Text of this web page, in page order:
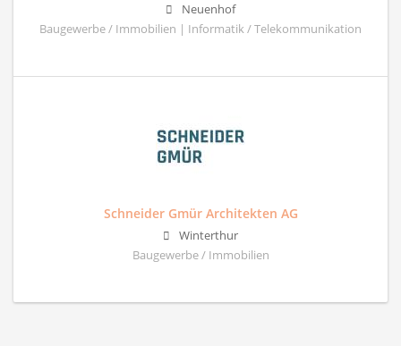
Neuenhof
Baugewerbe / Immobilien | Informatik / Telekommunikation
Schneider Gmür Architekten AG
Winterthur
Baugewerbe / Immobilien